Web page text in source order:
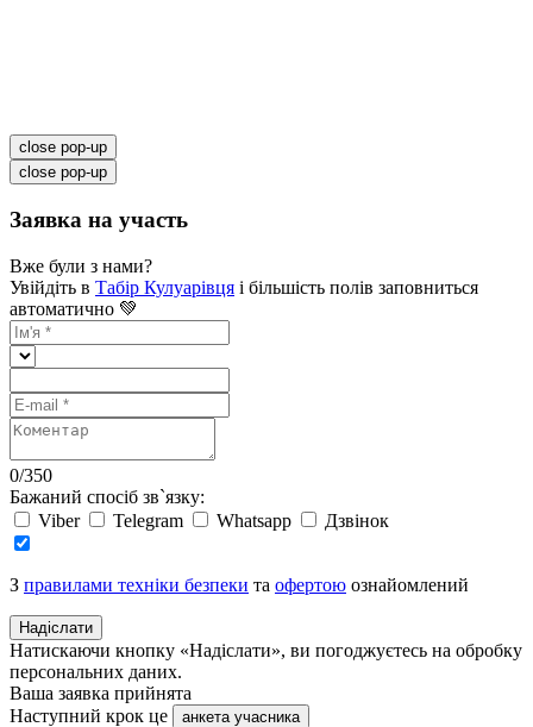
close pop-up
close pop-up
Заявка на участь
Вже були з нами?
Увійдіть в Табір Кулуарівця і більшість полів заповниться
автоматично 💚
0/350
Бажаний спосіб зв`язку:
Viber
Telegram Whatsapp Дзвінок
З правилами техніки безпеки та офертою ознайомлений
Надіслати
Натискаючи кнопку «Надіслати», ви погоджуєтесь на обробку
персональних даних.
Ваша заявка прийнята
Наступний крок це
анкета учасника